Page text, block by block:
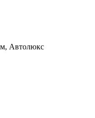
Автолюкс